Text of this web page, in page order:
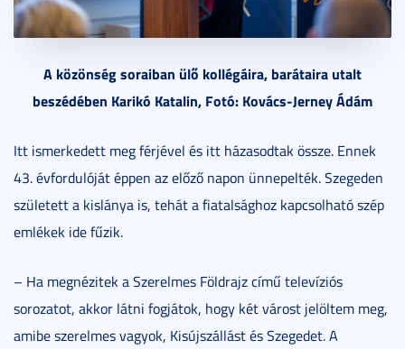
A közönség soraiban ülő kollégáira, barátaira utalt
beszédében Karikó Katalin, Fotó: Kovács-Jerney Ádám
Itt ismerkedett meg férjével és itt házasodtak össze. Ennek
43. évfordulóját éppen az előző napon ünnepelték. Szegeden
született a kislánya is, tehát a fiatalsághoz kapcsolható szép
emlékek ide fűzik.
– Ha megnézitek a Szerelmes Földrajz című televíziós
sorozatot, akkor látni fogjátok, hogy két várost jelöltem meg,
amibe szerelmes vagyok, Kisújszállást és Szegedet. A